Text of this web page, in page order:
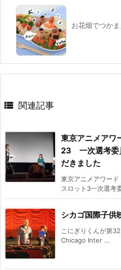
お花畑でつか
 関連記事
東京アニメア
23 一次選考委
だきました
東京アニメアワー
スロット3一次選考
シカゴ国際子供
こにぎりくんが第
Chicago Inter ...